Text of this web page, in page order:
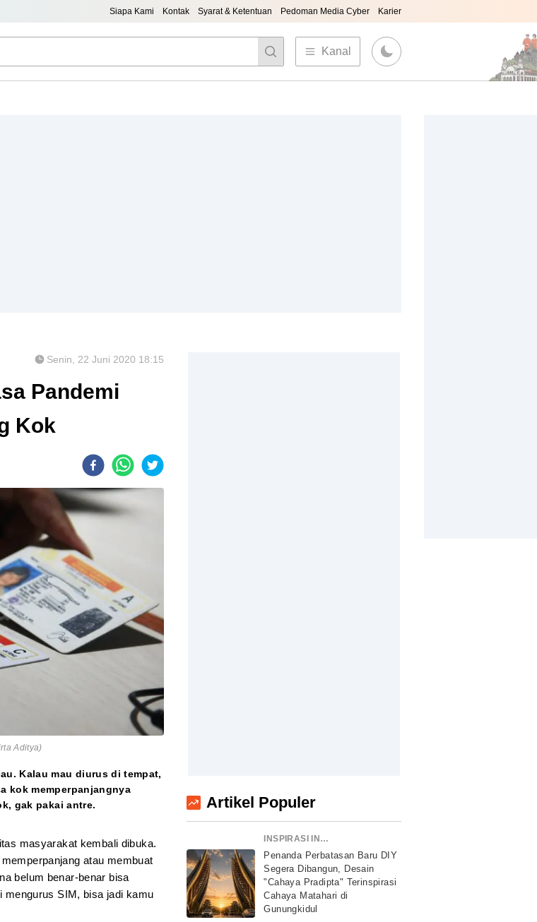
Siapa Kami Kontak Syarat & Ketentuan Pedoman Media Cyber Karier
Kanal
Senin, 22 Juni 2020 18:15
Pandemi
Kok
Aditya)
Kalau mau diurus di tempat,
kok memperpanjangnya
gak pakai antre.
masyarakat kembali dibuka.
atau membuat
belum benar-benar bisa
mengurus SIM, bisa jadi kamu
Artikel Populer
INSPIRASI INDONESIA
Penanda Perbatasan Baru DIY
Segera Dibangun, Desain
"Cahaya Pradipta" Terinspirasi
Cahaya Matahari di
Gunungkidul